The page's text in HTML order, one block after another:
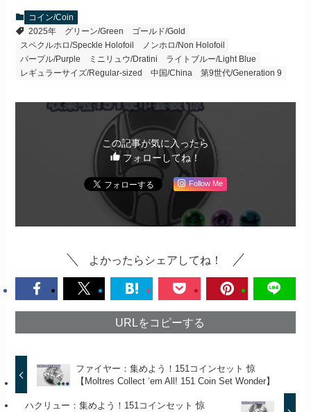
コイン/Coin
2025年
グリーン/Green
ゴールド/Gold
スペクルホロ/Speckle Holofoil
ノンホロ/Non Holofoil
パープル/Purple
ミニリュウ/Dratini
ライトブルー/Light Blue
レギュラーサイズ/Regular-sized
中国/China 第9世代/Generation 9
この記事が気に入ったら
フォローしてね！
Follow Me
よかったらシェアしてね！
URLをコピーする
ファイヤー：集めよう！151コインセット 惊
【Moltres Collect ‘em All! 151 Coin Set Wonder】
ハクリュー：集めよう！151コインセット 惊